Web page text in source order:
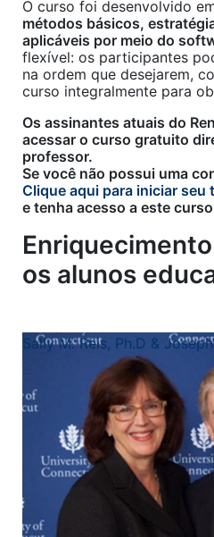
O curso foi desenvolvido
métodos básicos,
aplicáveis por meio do
flexível: os participantes
na ordem que desejarem,
curso integralmente para
Os assinantes atuais do
acessar o curso gratuito
professor.
Se você não possui uma
Clique aqui para iniciar
e tenha acesso a este
os alunos
Sally M. Reis, Ph.D &